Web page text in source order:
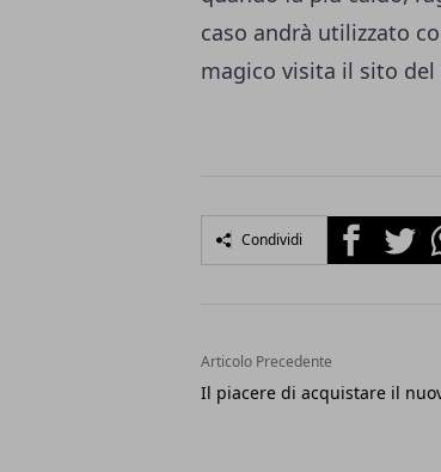
caso andrà utilizzato
magico visita il sito
Condividi FacebookTwitter
Articolo Precedente
Il piacere di acquistare il